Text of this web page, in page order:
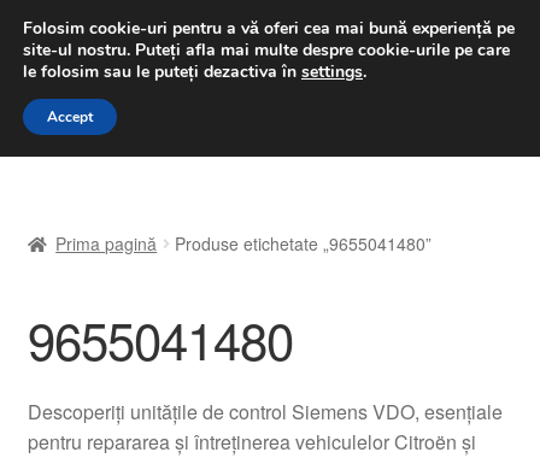
LIVRARE de la 33 lei
luni-vineri 9 a.m. - 4 p.m.031 229 6816
Sari
Sari
A lua legatura
Contul meu
Prima pagină Produse etichetate „9655041480”
9655041480
Descoperiți unitățile de control Siemens VDO, esențiale
pentru repararea și întreținerea vehiculelor Citroën și
Folosim cookie-uri pentru a vă oferi cea mai bună experiență pe
site-ul nostru. Puteți afla mai multe despre cookie-urile pe care
le folosim sau le puteți dezactiva în settings.
Accept